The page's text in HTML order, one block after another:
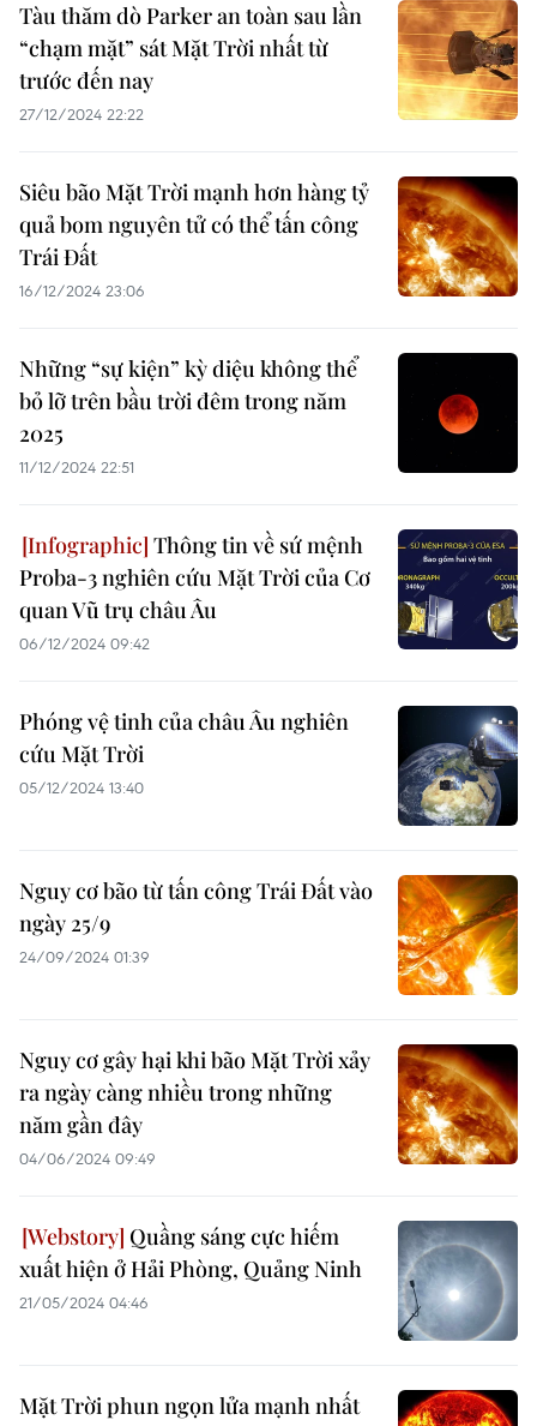
Tàu thăm dò Parker an toàn sau lần
“chạm mặt” sát Mặt Trời nhất từ
trước đến nay
27/12/2024 22:22
Siêu bão Mặt Trời mạnh hơn hàng tỷ
quả bom nguyên tử có thể tấn công
Trái Đất
16/12/2024 23:06
Những “sự kiện” kỳ diệu không thể
bỏ lỡ trên bầu trời đêm trong năm
2025
11/12/2024 22:51
Thông tin về sứ mệnh
Proba-3 nghiên cứu Mặt Trời của Cơ
quan Vũ trụ châu Âu
06/12/2024 09:42
Phóng vệ tinh của châu Âu nghiên
cứu Mặt Trời
05/12/2024 13:40
Nguy cơ bão từ tấn công Trái Đất vào
ngày 25/9
24/09/2024 01:39
Nguy cơ gây hại khi bão Mặt Trời xảy
ra ngày càng nhiều trong những
năm gần đây
04/06/2024 09:49
Quầng sáng cực hiếm
xuất hiện ở Hải Phòng, Quảng Ninh
21/05/2024 04:46
Mặt Trời phun ngọn lửa mạnh nhất